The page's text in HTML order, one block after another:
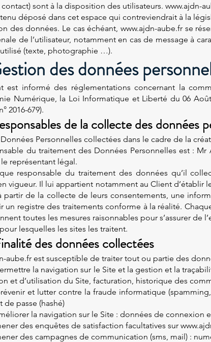
contact) sont à la disposition des utilisateurs. www.ajdn-
déposé dans cet espace qui contreviendrait à la
des données. Le cas échéant, www.ajdn-aube.fr se
de l’utilisateur, notamment en cas de message à
(texte, photographie …).
des données
est informé des réglementations concernant la
Numérique, la Loi Informatique et Liberté du 06
2016-679).
de la collecte des données
Personnelles collectées dans le cadre de la
du traitement des Données Personnelles est : Mr
représentant légal.
responsable du traitement des données qu’il
vigueur. Il lui appartient notamment au Client
partir de la collecte de leurs consentements, une
un registre des traitements conforme à la réalité.
toutes les mesures raisonnables pour s’assurer
lesquelles les sites les traitent.
des données collectées
aube.fr est susceptible de traiter tout ou partie des
la navigation sur le Site et la gestion et la
et d’utilisation du Site, facturation, historique des
et lutter contre la fraude informatique
de passe (hashé)
la navigation sur le Site : données de connexion
des enquêtes de satisfaction facultatives sur
des campagnes de communication (sms, mail) :